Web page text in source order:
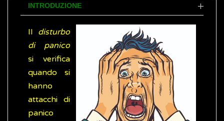
INTRODUZIONE
Il disturbo
di panico
si verifica
quando si
hanno
attacchi di
panico